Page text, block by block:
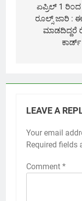
ಏಪ್ರಿಲ್ 1
ರೂಲ್ಸ್ ಜಾರಿ :
ಮಾಡದಿದ್ದರೆ
ಕಾರ್ಡ್
LEAVE A
Your email
Required fields
Comment *